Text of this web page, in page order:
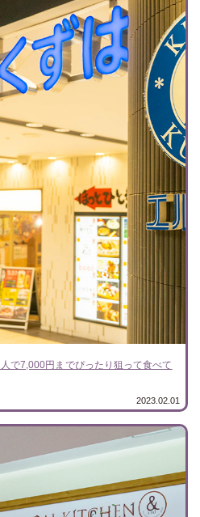
で7,000円までぴったり狙って食べて
2023.02.01